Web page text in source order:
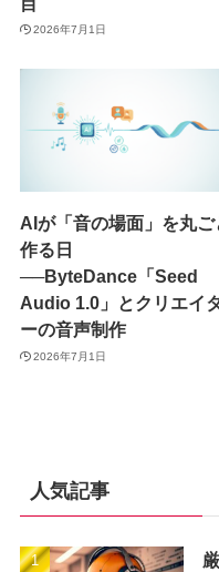
2026年7月1日
AIが「音の場面」を丸ご
作る日
──ByteDance「Seed
Audio 1.0」とクリエイ
ーの音声制作
2026年7月1日
人気記事